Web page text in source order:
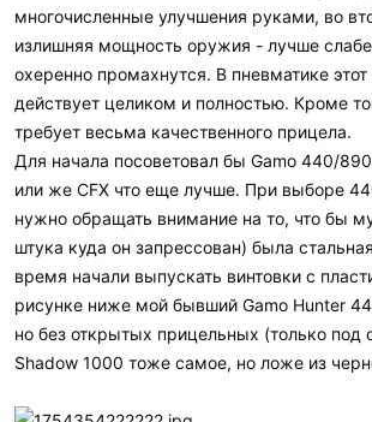
многочисленные улучшения руками, во
излишняя мощность оружия - лучше
охеренно промахнутся. В пневматике
действует целиком и полностью. Кроме
требует весьма качественного прицела.
Для начала посоветовал бы Gamo 440/
или же CFX что еще лучше. При выборе
нужно обращать внимание на то, что бы
штука куда он запрессован) была
время начали выпускать винтовки с
рисунке ниже мой бывший Gamo Hunter
но без открытых прицельных (только под
Shadow 1000 тоже самое, но ложе из